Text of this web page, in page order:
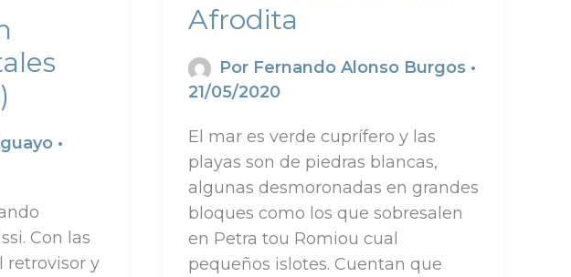
Afrodita
Por Fernando Alonso Burgos •
21/05/2020
El mar es verde cuprífero y las
playas son de piedras blancas,
algunas desmoronadas en grandes
bloques como los que sobresalen
en Petra tou Romiou cual
pequeños islotes. Cuentan que
•
Con las
retrovisor y